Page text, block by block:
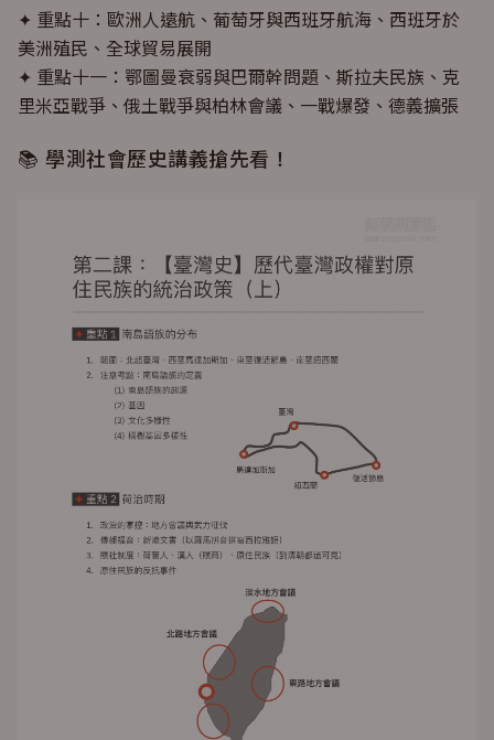
✦ 重點十：歐洲人遠航、葡萄牙與西班牙航海、西班牙於
美洲殖民、全球貿易展開
✦ 重點十一：鄂圖曼衰弱與巴爾幹問題、斯拉夫民族、克
里米亞戰爭、俄土戰爭與柏林會議、一戰爆發、德義擴張
📚 學測社會歷史講義搶先看！